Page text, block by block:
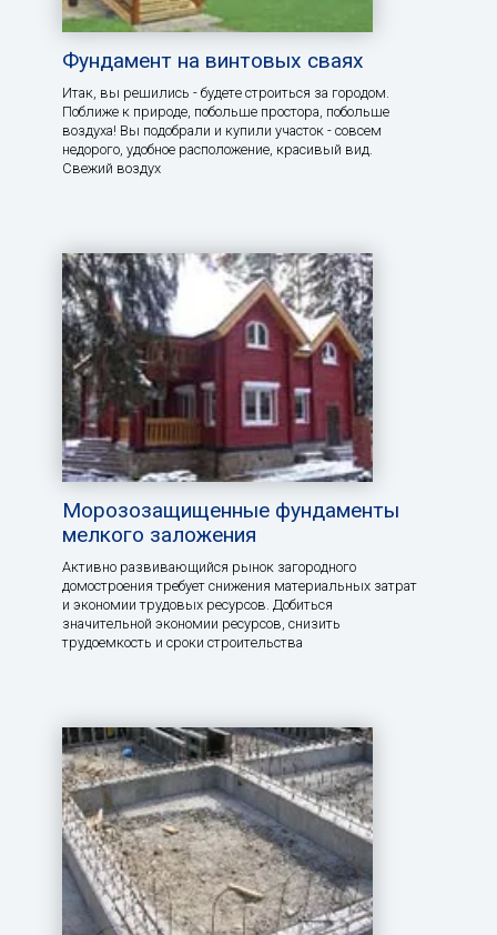
Фундамент на винтовых сваях
Итак, вы решились - будете строиться за городом.
Поближе к природе, побольше простора, побольше
воздуха! Вы подобрали и купили участок - совсем
недорого, удобное расположение, красивый вид.
Свежий воздух
Морозозащищенные фундаменты
мелкого заложения
Активно развивающийся рынок загородного
домостроения требует снижения материальных затрат
и экономии трудовых ресурсов. Добиться
значительной экономии ресурсов, снизить
трудоемкость и сроки строительства